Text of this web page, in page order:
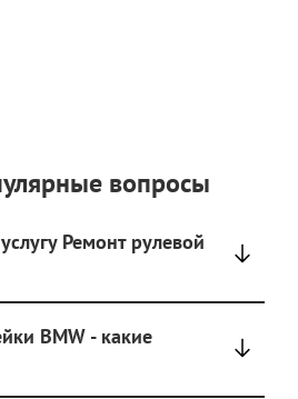
вопросы
Ремонт рулевой
BMW - какие